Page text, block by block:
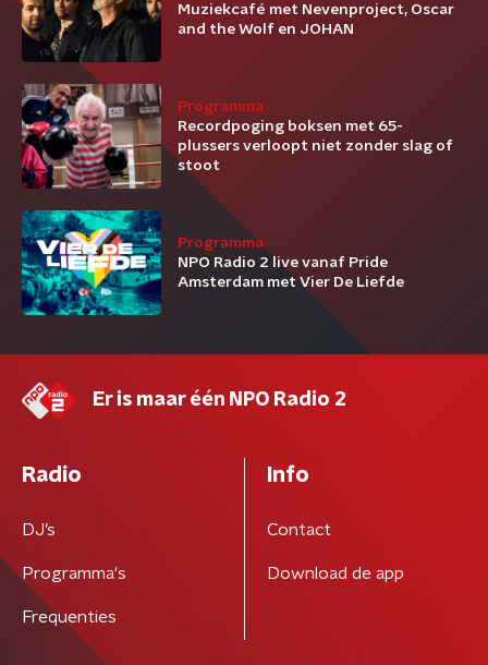
Muziekcafé met Nevenproject, Oscar
and the Wolf en JOHAN
Programma
Recordpoging boksen met 65-
plussers verloopt niet zonder slag of
stoot
Programma
NPO Radio 2 live vanaf Pride
Amsterdam met Vier De Liefde
Er is maar één NPO Radio 2
Radio
DJ’s
Programma's
Frequenties
Info
Contact
Download de app